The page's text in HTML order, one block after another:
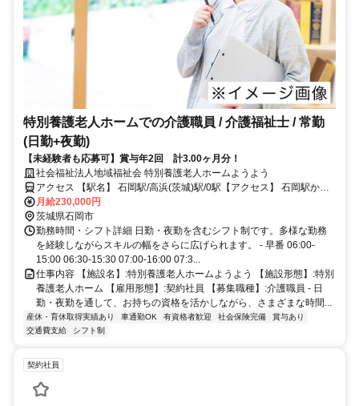
特別養護老人ホームでの介護職員 / 介護福祉士 / 常勤
(日勤+夜勤)
【未経験者も応募可】賞与年2回 計3.00ヶ月分！
社会福祉法人地域福祉会 特別養護老人ホームようよう
アクセス 【駅名】 石岡駅/高浜(茨城)駅/0駅【アクセス】 石岡駅から
徒歩21分
月給230,000円
茨城県石岡市
勤務時間・シフト詳細 日勤・夜勤を含むシフト制です。多様な勤務
を経験しながらスキルの幅をさらに広げられます。 - 早番 06:00-
15:00 06:30-15:30 07:00-16:00 07:3...
仕事内容 【施設名】:特別養護老人ホームようよう 【施設形態】:特別
養護老人ホーム 【雇用形態】:契約社員 【募集職種】:介護職員 - 日
勤・夜勤を通して、お持ちの資格を活かしながら、さまざまな時間...
産休・育休取得実績あり 車通勤OK 有資格者歓迎 社会保険完備
賞与あり
交通費支給
シフト制
契約社員